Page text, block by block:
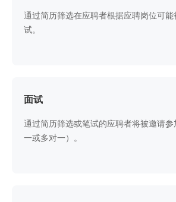
通过简历筛选在应聘者根据应聘岗位可
试。
面试
通过简历筛选或笔试的应聘者将被邀请
一或多对一）。